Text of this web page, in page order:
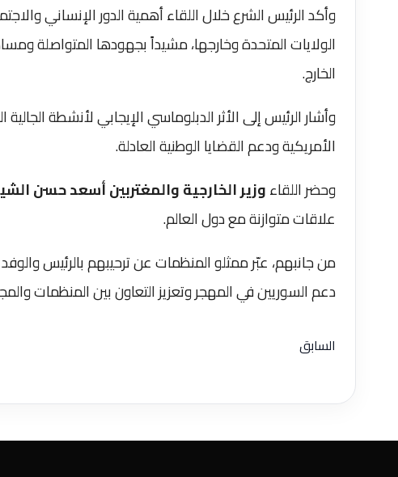
وأكد الرئيس الشرع خلال اللقاء أهمية الدور الإنساني
الولايات المتحدة وخارجها، مشيداً بجهودها المتواصلة
الخارج.
وأشار الرئيس إلى الأثر الدبلوماسي الإيجابي لأنشطة
الأمريكية ودعم القضايا الوطنية العادلة.
وحضر اللقاءوزير الخارجية والمغتربين أسعد حسن
علاقات متوازنة مع دول العالم.
من جانبهم، عبّر ممثلو المنظمات عن ترحيبهم بالرئيس
دعم السوريين في المهجر وتعزيز التعاون بين المنظمات
السابق